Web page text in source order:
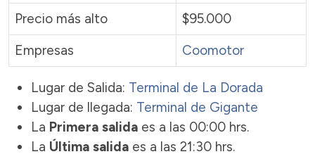
Precio más alto
$95.000
Empresas
Coomotor
Lugar de Salida: Terminal de La Dorada
Lugar de llegada: Terminal de Gigante
La Primera salida es a las 00:00 hrs.
La Última salida es a las 21:30 hrs.